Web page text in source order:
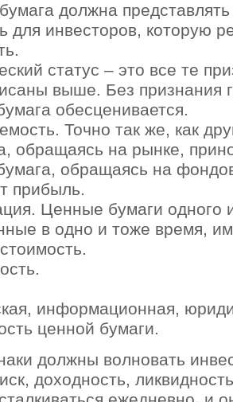
должна
для инвесторов, которую
статус – это все те
выше. Без признания
обесценивается.
Точно так же, как
обращаясь на рынке,
обращаясь на
прибыль.
Ценные бумаги одного
в одно и тоже время,
информационная,
ценной бумаги.
должны волновать
доходность,